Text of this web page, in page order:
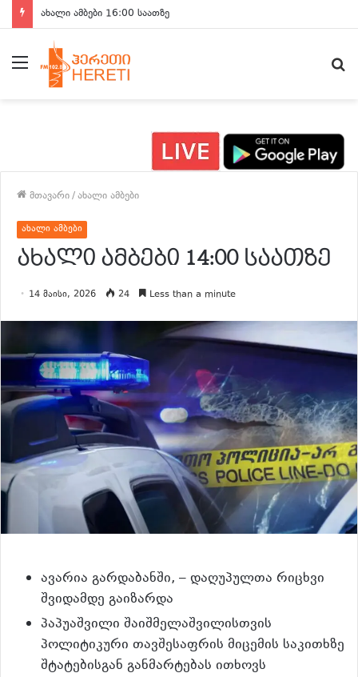
ახალი ამბები 16:00 საათზე
მენიუ
მთავარი/ახალი ამბები
ახალი ამბები
ახალი ამბები 14:00 საათზე
14 მაისი, 2026 24 Less than a minute
ავარია გარდაბანში, – დაღუპულთა რიცხვი
შვიდამდე გაიზარდა
პაპუაშვილი შაიშმელაშვილისთვის
პოლიტიკური თავშესაფრის მიცემის საკითხზე
შტატებისგან განმარტებას ითხოვს